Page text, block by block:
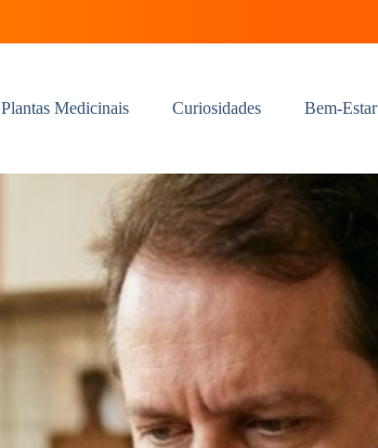
Plantas Medicinais Curiosidades Bem-Estar